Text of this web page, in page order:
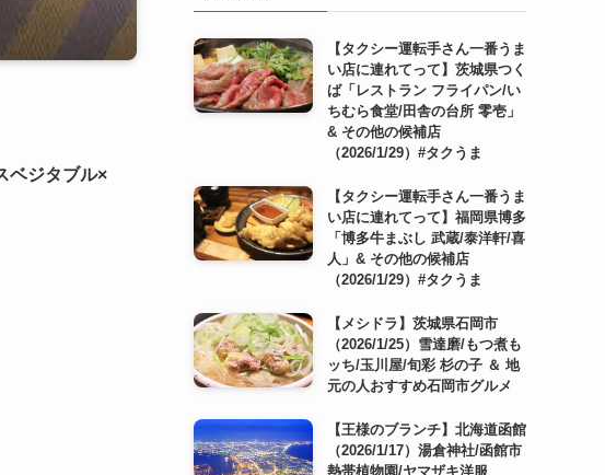
ベジタブル×
【タクシー運転手さん一番うま
い店に連れてって】茨城県つく
ば「レストラン フライパン/い
ちむら食堂/田舎の台所 零壱」
& その他の候補店
（2026/1/29）#タクうま
【タクシー運転手さん一番うま
い店に連れてって】福岡県博多
「博多牛まぶし 武蔵/泰洋軒/喜
人」& その他の候補店
（2026/1/29）#タクうま
【メシドラ】茨城県石岡市
（2026/1/25）雪達磨/もつ煮も
ッち/玉川屋/旬彩 杉の子 ＆ 地
元の人おすすめ石岡市グルメ
【王様のブランチ】北海道函館
（2026/1/17）湯倉神社/函館市
熱帯植物園/ヤマザキ洋服